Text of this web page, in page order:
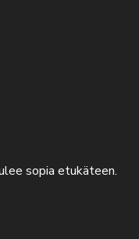
sopia etukäteen.